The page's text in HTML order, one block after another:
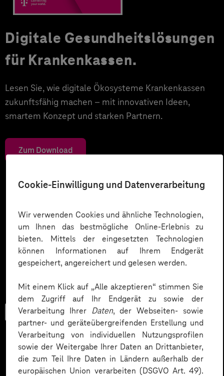
Cookie-Einwilligung und Datenverarbeitung
Wir verwenden Cookies und ähnliche Technologien,
um Ihnen das bestmögliche Online-Erlebnis zu
bieten. Mittels der eingesetzten Technologien
können Informationen auf Ihrem Endgerät
gespeichert, angereichert und gelesen werden.
Mit einem Klick auf „Alle akzeptieren“ stimmen Sie
dem Zugriff auf Ihr Endgerät zu sowie der
Verarbeitung Ihrer Daten, der Webseiten- sowie
partner- und geräteübergreifenden Erstellung und
Verarbeitung von individuellen Nutzungsprofilen
sowie der Weitergabe Ihrer Daten an Drittanbieter,
die zum Teil Ihre Daten in Ländern außerhalb der
europäischen Union verarbeiten (DSGVO Art. 49).
Digitale Gesundheitslösungen
für Krankenkassen.
Lesen Sie, wie digitale Ökosysteme Krankenkassen
zukunftsfähig machen – mit innovativen Ideen,
smartem Konzept und starken Partnern.
Zum Download
Checkliste
Datenschutz in KI-Projekten